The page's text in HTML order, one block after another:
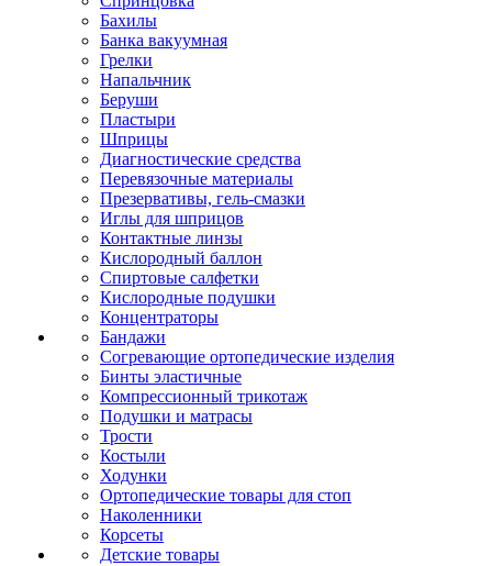
Бахилы
Банка вакуумная
Грелки
Напальчник
Беруши
Пластыри
Шприцы
Диагностические средства
Перевязочные материалы
Презервативы, гель-смазки
Иглы для шприцов
Контактные линзы
Кислородный баллон
Спиртовые салфетки
Кислородные подушки
Концентраторы
Бандажи
Согревающие ортопедические изделия
Бинты эластичные
Компрессионный трикотаж
Подушки и матрасы
Трости
Костыли
Ходунки
Ортопедические товары для стоп
Наколенники
Корсеты
Детские товары